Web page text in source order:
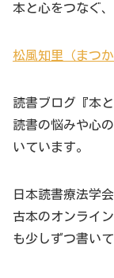
本と心をつなぐ
松風知里（まつ
読書ブログ『本
読書の悩みや心
いています。
日本読書療法学
古本のオンライ
も少しずつ書いて